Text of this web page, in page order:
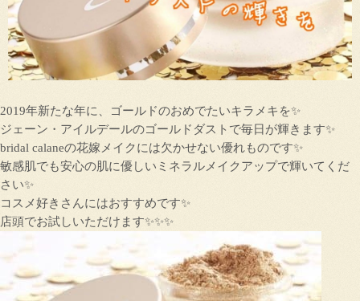
2019年新たな年に、ゴールドのおめでたいキラメキを✨
ジェーン・アイルデールのゴールドダストで毎日が輝きます✨
bridal calaneの花嫁メイクには欠かせない優れものです✨
敏感肌でも安心の肌に優しいミネラルメイクアップで輝いてくだ
さい✨
コスメ好きさんにはおすすめです✨
店頭でお試しいただけます✨✨✨